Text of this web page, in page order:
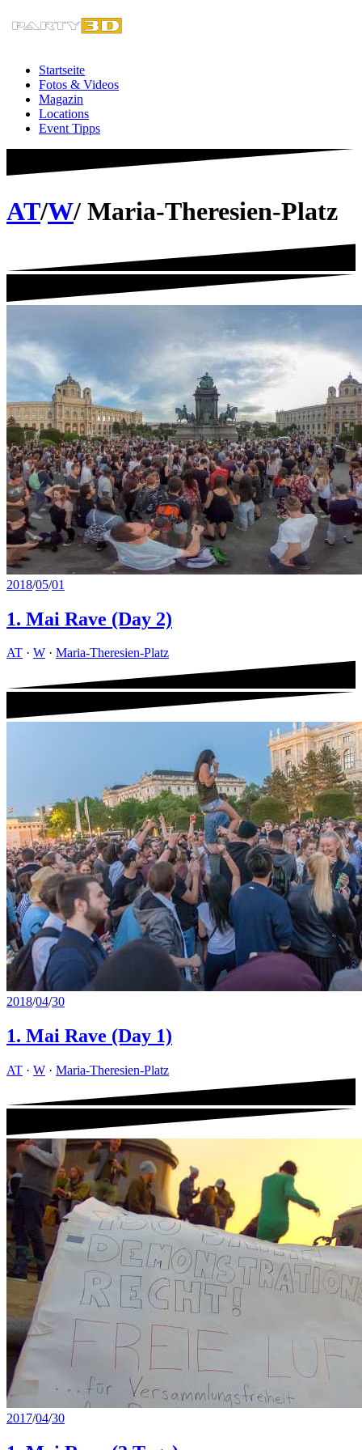
Inhalt
Startseite
Fotos & Videos
Magazin
Locations
Event Tipps
AT/W/ Maria-Theresien-Platz
2018/05/01
1. Mai Rave (Day 2)
AT · W · Maria-Theresien-Platz
2018/04/30
1. Mai Rave (Day 1)
AT · W · Maria-Theresien-Platz
2017/04/30